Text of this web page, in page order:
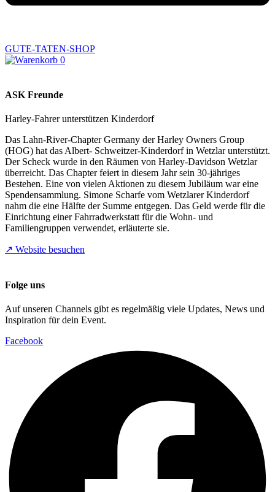
GUTE-TATEN-SHOP
0
ASK Freunde
Harley-Fahrer unterstützen Kinderdorf
Das Lahn-River-Chapter Germany der Harley Owners Group
(HOG) hat das Albert- Schweitzer-Kinderdorf in Wetzlar unterstützt.
Der Scheck wurde in den Räumen von Harley-Davidson Wetzlar
überreicht. Das Chapter feiert in diesem Jahr sein 30-jähriges
Bestehen. Eine von vielen Aktionen zu diesem Jubiläum war eine
Spendensammlung. Simone Scharfe vom Wetzlarer Kinderdorf
nahm die eine Hälfte der Summe entgegen. Das Geld werde für die
Einrichtung einer Fahrradwerkstatt für die Wohn- und
Familiengruppen verwendet, erläuterte sie.
↗︎ Website besuchen
Folge uns
Auf unseren Channels gibt es regelmäßig viele Updates, News und
Inspiration für dein Event.
Facebook